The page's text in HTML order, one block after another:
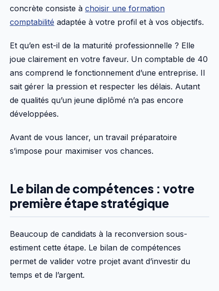
concrète consiste à choisir une formation
comptabilité adaptée à votre profil et à vos objectifs.
Et qu’en est-il de la maturité professionnelle ? Elle
joue clairement en votre faveur. Un comptable de 40
ans comprend le fonctionnement d’une entreprise. Il
sait gérer la pression et respecter les délais. Autant
de qualités qu’un jeune diplômé n’a pas encore
développées.
Avant de vous lancer, un travail préparatoire
s’impose pour maximiser vos chances.
Le bilan de compétences : votre
première étape stratégique
Beaucoup de candidats à la reconversion sous-
estiment cette étape. Le bilan de compétences
permet de valider votre projet avant d’investir du
temps et de l’argent.